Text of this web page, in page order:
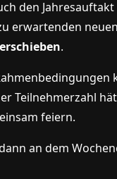
den
erwartenden
.
Teilnehmerzahl
feiern.
an dem